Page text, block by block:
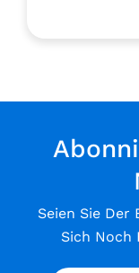
Seien Sie Der
Sich Noch